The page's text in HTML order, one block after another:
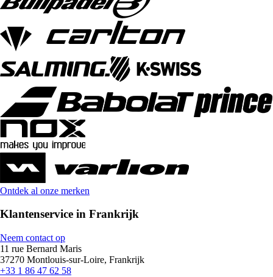
Ontdek al onze merken
Klantenservice in Frankrijk
Neem contact op
11 rue Bernard Maris
37270 Montlouis-sur-Loire, Frankrijk
+33 1 86 47 62 58